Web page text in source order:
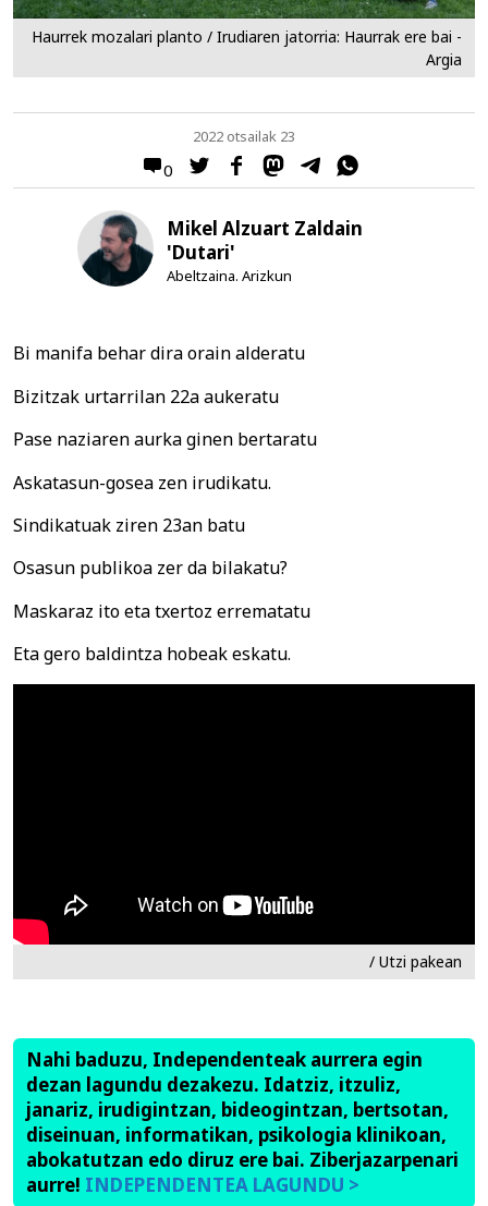
Haurrek mozalari planto / Irudiaren jatorria: Haurrak ere bai -
Argia
0
2022 otsailak 23
Mikel Alzuart Zaldain
'Dutari'
Abeltzaina. Arizkun
Bi manifa behar dira orain alderatu
Bizitzak urtarrilan 22a aukeratu
Pase naziaren aurka ginen bertaratu
Askatasun-gosea zen irudikatu.
Sindikatuak ziren 23an batu
Osasun publikoa zer da bilakatu?
Maskaraz ito eta txertoz errematatu
Eta gero baldintza hobeak eskatu.
/ Utzi pakean
Nahi baduzu, Independenteak aurrera egin
dezan lagundu dezakezu. Idatziz, itzuliz,
janariz, irudigintzan, bideogintzan, bertsotan,
diseinuan, informatikan, psikologia klinikoan,
abokatutzan edo diruz ere bai. Ziberjazarpenari
aurre! INDEPENDENTEA LAGUNDU >